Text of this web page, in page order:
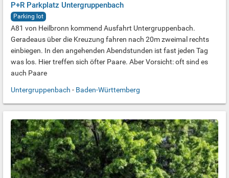
P+R Parkplatz Untergruppenbach
Parking lot
A81 von Heilbronn kommend Ausfahrt Untergruppenbach.
Geradeaus über die Kreuzung fahren nach 20m zweimal rechts
einbiegen. In den angehenden Abendstunden ist fast jeden Tag
was los. Hier treffen sich öfter Paare. Aber Vorsicht: oft sind es
auch Paare
Untergruppenbach - Baden-Württemberg